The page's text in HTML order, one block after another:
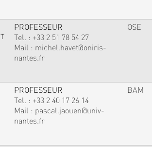
PROFESSEUR
Tel. : +33 2 51 78 54 27
Mail : michel.havet@oniris-
nantes.fr
OSE
PROFESSEUR
Tel. : +33 2 40 17 26 14
Mail : pascal.jaouen@univ-
nantes.fr
BAM